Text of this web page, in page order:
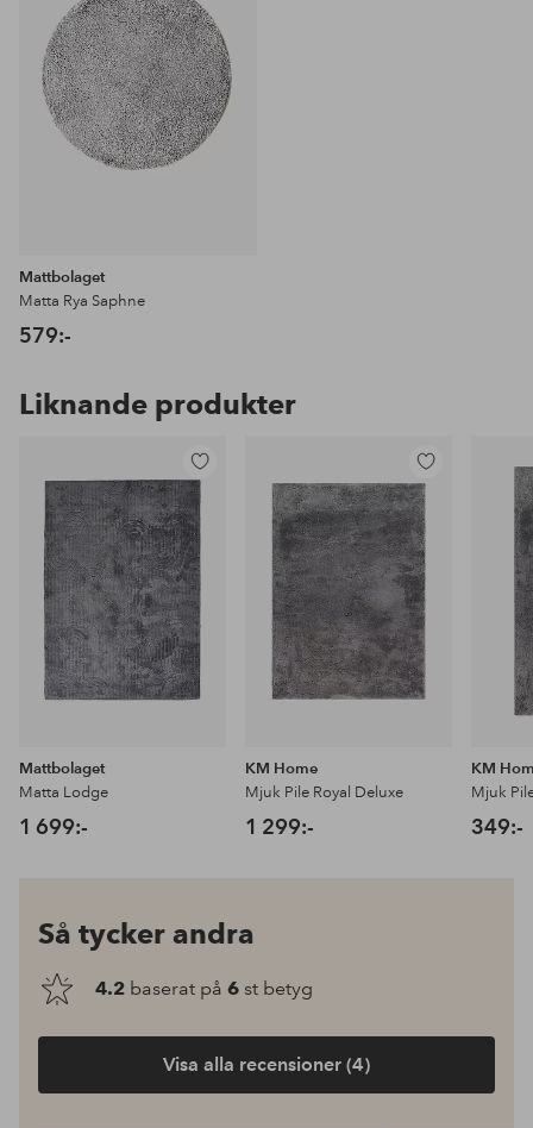
Mattbolaget
Matta Rya Saphne
579:-
Liknande produkter
Lägg
till
i
favoriter
Mattbolaget
Matta Lodge
1 699:-
Lägg
till
i
favoriter
KM Home
Mjuk Pile Royal Deluxe
1 299:-
KM
Mjuk
349:-
Så tycker andra
4.2 baserat på 6 st betyg
Visa alla recensioner (4)